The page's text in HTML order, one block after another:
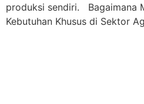
produksi sendiri. Bagaimana
Kebutuhan Khusus di Sektor